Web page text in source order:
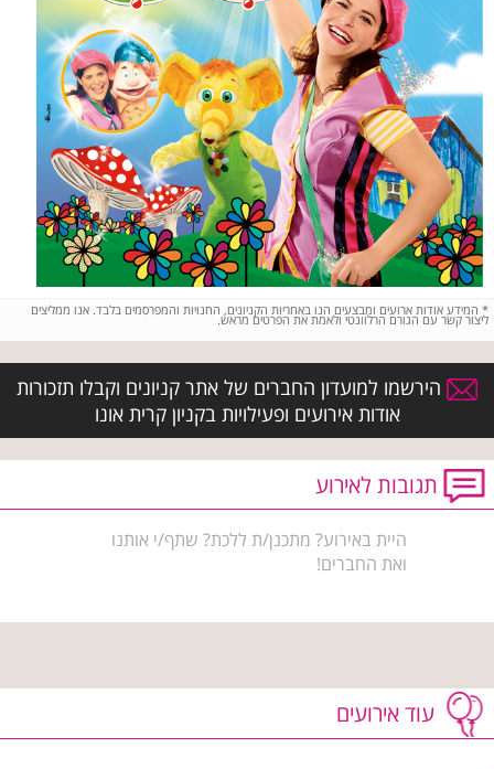
* המידע אודות ארועים ומבצעים הנו באחריות הקניונים, החנויות והמפרסמים בלבד. אנו ממליצים
ליצור קשר עם הגורם הרלוונטי ולאמת את הפרטים מראש.
הירשמו למועדון החברים של אתר קניונים וקבלו תזכורות
אודות אירועים ופעילויות בקניון קרית אונו
תגובות לאירוע
היית באירוע? מתכנן/ת ללכת? שתף/י אותנו
ואת החברים!
עוד אירועים